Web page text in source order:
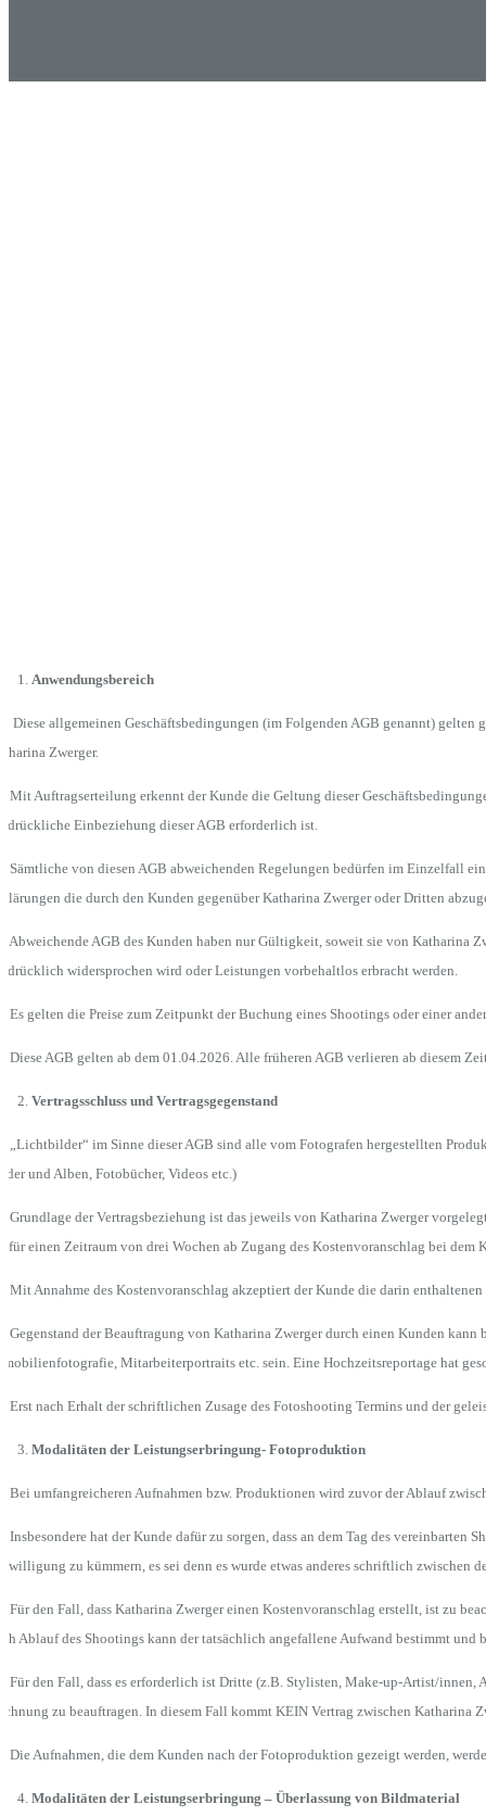
Anwendungsbereich
Diese allgemeinen Geschäftsbedingungen (im Folgenden AGB genannt)
Zwerger.
Mit Auftragserteilung erkennt der Kunde die Geltung dieser
Einbeziehung dieser AGB erforderlich ist.
Sämtliche von diesen AGB abweichenden Regelungen bedürfen im Einzelfall
die durch den Kunden gegenüber Katharina Zwerger oder Dritten
Abweichende AGB des Kunden haben nur Gültigkeit, soweit sie von Katharina
widersprochen wird oder Leistungen vorbehaltlos erbracht werden.
Es gelten die Preise zum Zeitpunkt der Buchung eines Shootings oder einer
Diese AGB gelten ab dem 01.04.2026. Alle früheren AGB verlieren ab diesem
Vertragsschluss und Vertragsgegenstand
„Lichtbilder“ im Sinne dieser AGB sind alle vom Fotografen hergestellten
und Alben, Fotobücher, Videos etc.)
Grundlage der Vertragsbeziehung ist das jeweils von Katharina Zwerger
für einen Zeitraum von drei Wochen ab Zugang des Kostenvoranschlag bei
Mit Annahme des Kostenvoranschlag akzeptiert der Kunde die darin
Gegenstand der Beauftragung von Katharina Zwerger durch einen Kunden
Mitarbeiterportraits etc. sein. Eine Hochzeitsreportage hat
Erst nach Erhalt der schriftlichen Zusage des Fotoshooting Termins und der
Modalitäten der Leistungserbringung- Fotoproduktion
Bei umfangreicheren Aufnahmen bzw. Produktionen wird zuvor der Ablauf
Insbesondere hat der Kunde dafür zu sorgen, dass an dem Tag des
zu kümmern, es sei denn es wurde etwas anderes schriftlich zwischen
Für den Fall, dass Katharina Zwerger einen Kostenvoranschlag erstellt, ist zu
Ablauf des Shootings kann der tatsächlich angefallene Aufwand bestimmt und
Für den Fall, dass es erforderlich ist Dritte (z.B. Stylisten, Make-up-Artist/
zu beauftragen. In diesem Fall kommt KEIN Vertrag zwischen Katharina
Die Aufnahmen, die dem Kunden nach der Fotoproduktion gezeigt werden,
Modalitäten der Leistungserbringung – Überlassung von Bildmaterial